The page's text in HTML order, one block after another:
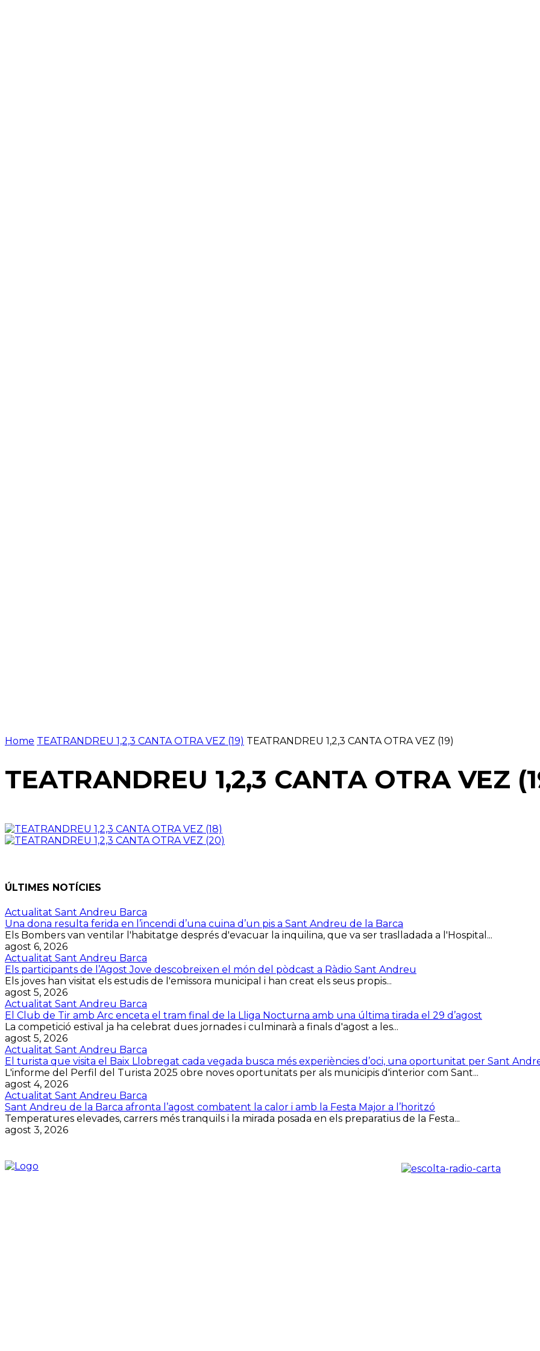
Home TEATRANDREU 1,2,3 CANTA OTRA VEZ (19) TEATRANDREU 1,2,3 CANTA OTRA VEZ (19)
TEATRANDREU 1,2,3 CANTA OTRA VEZ
ÚLTIMES NOTÍCIES
Actualitat Sant Andreu Barca
Una dona resulta ferida en l’incendi d’una cuina d’un pis a Sant Andreu de la Barca
Els Bombers van ventilar l'habitatge després d'evacuar la inquilina, que va ser traslladada a l'Hospital...
agost 6, 2026
Actualitat Sant Andreu Barca
Els participants de l’Agost Jove descobreixen el món del pòdcast a Ràdio Sant Andreu
Els joves han visitat els estudis de l'emissora municipal i han creat els seus propis...
agost 5, 2026
Actualitat Sant Andreu Barca
El Club de Tir amb Arc enceta el tram final de la Lliga Nocturna amb una última tirada el 29 d’agost
La competició estival ja ha celebrat dues jornades i culminarà a finals d'agost a les...
agost 5, 2026
Actualitat Sant Andreu Barca
El turista que visita el Baix Llobregat cada vegada busca més experiències d’oci, una oportunitat per Sant
L'informe del Perfil del Turista 2025 obre noves oportunitats per als municipis d'interior com Sant...
agost 4, 2026
Actualitat Sant Andreu Barca
Sant Andreu de la Barca afronta l’agost combatent la calor i amb la Festa Major a l’horitzó
Temperatures elevades, carrers més tranquils i la mirada posada en els preparatius de la Festa...
agost 3, 2026